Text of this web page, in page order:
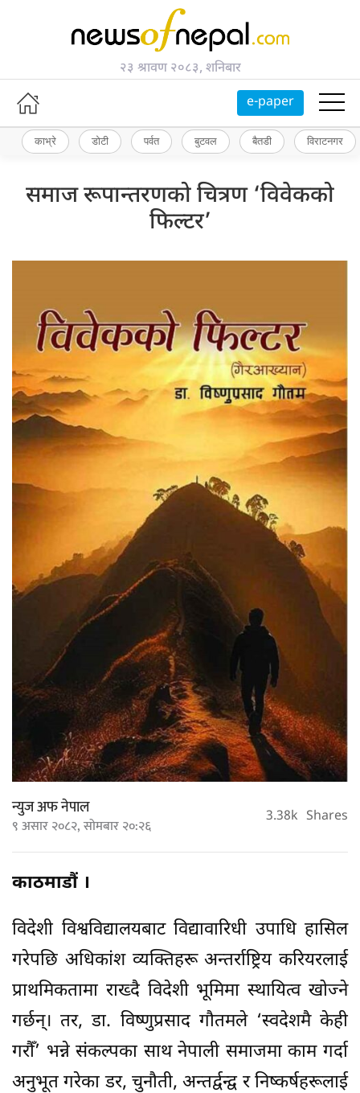
२३ श्रावण २०८३, शनिबार
e-paper
काभ्रे डोटी पर्वत बुटवल बैतडी विराटनगर
समाज रूपान्तरणको चित्रण ‘विवेकको
फिल्टर’
न्युज अफ नेपाल
९ असार २०८२, सोमबार २०:२६ 3.38k Shares
काठमाडौं ।
विदेशी विश्वविद्यालयबाट विद्यावारिधी उपाधि हासिल
गरेपछि अधिकांश व्यक्तिहरू अन्तर्राष्ट्रिय करियरलाई
प्राथमिकतामा राख्दै विदेशी भूमिमा स्थायित्व खोज्ने
गर्छन्। तर, डा. विष्णुप्रसाद गौतमले ‘स्वदेशमै केही
गरौँ’ भन्ने संकल्पका साथ नेपाली समाजमा काम गर्दा
अनुभूत गरेका डर, चुनौती, अन्तर्द्वन्द्व र निष्कर्षहरूलाई